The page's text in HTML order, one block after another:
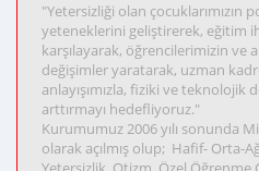
"Yetersizliği olan
yeteneklerini geliştirerek, eğitim
karşılayarak, öğrencilerimizin ve
değişimler yaratarak, uzman
anlayışımızla, fiziki ve teknolojik
arttırmayı hedefliyoruz."
Kurumumuz 2006 yılı sonunda
olarak açılmış olup; Hafif- Orta-